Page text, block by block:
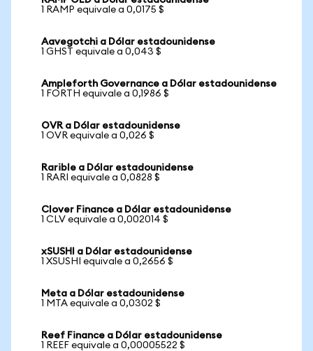
1 RAMP equivale a 0,0175 $
Aavegotchi a Dólar estadounidense
1 GHST equivale a 0,043 $
Ampleforth Governance a Dólar estadounidense
1 FORTH equivale a 0,1986 $
OVR a Dólar estadounidense
1 OVR equivale a 0,026 $
Rarible a Dólar estadounidense
1 RARI equivale a 0,0828 $
Clover Finance a Dólar estadounidense
1 CLV equivale a 0,002014 $
xSUSHI a Dólar estadounidense
1 XSUSHI equivale a 0,2656 $
Meta a Dólar estadounidense
1 MTA equivale a 0,0302 $
Reef Finance a Dólar estadounidense
1 REEF equivale a 0,00005522 $